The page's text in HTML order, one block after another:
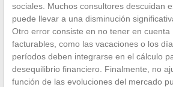
sociales. Muchos consultores descuidan
puede llevar a una disminución
Otro error consiste en no tener en cuenta
facturables, como las vacaciones o los
períodos deben integrarse en el cálculo
desequilibrio financiero. Finalmente, no
función de las evoluciones del mercado